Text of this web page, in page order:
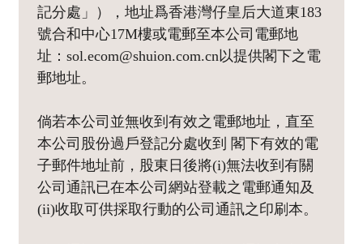
記分處」），地址爲香港灣仔皇后大道東183
號合和中心17M樓或電郵至本公司電郵地
址：sol.ecom@shuion.com.cn以提供閣下之電
郵地址。
倘若本公司並無收到有效之電郵地址，直至
本公司股份過戶登記分處收到 閣下有效的電
子郵件地址前，股東日後將(i)無法收到有關
公司通訊已在本公司網站登載之電郵通知及
(ii)收取可供採取行動的公司通訊之印刷本。